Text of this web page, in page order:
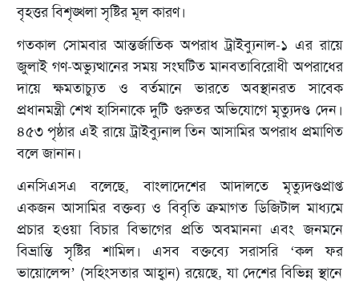
বৃহত্তর বিশৃঙ্খলা সৃষ্টির মূল কারণ।
গতকাল সোমবার আন্তর্জাতিক অপরাধ ট্রাইব্যুনাল-১ এর রায়ে
জুলাই গণ-অভ্যুত্থানের সময় সংঘটিত মানবতাবিরোধী অপরাধের
দায়ে ক্ষমতাচ্যুত ও বর্তমানে ভারতে অবস্থানরত সাবেক
প্রধানমন্ত্রী শেখ হাসিনাকে দুটি গুরুতর অভিযোগে মৃত্যুদণ্ড দেন।
৪৫৩ পৃষ্ঠার এই রায়ে ট্রাইব্যুনাল তিন আসামির অপরাধ প্রমাণিত
বলে জানান।
এনসিএসএ বলেছে, বাংলাদেশের আদালতে মৃত্যুদণ্ডপ্রাপ্ত
একজন আসামির বক্তব্য ও বিবৃতি ক্রমাগত ডিজিটাল মাধ্যমে
প্রচার হওয়া বিচার বিভাগের প্রতি অবমাননা এবং জনমনে
বিভ্রান্তি সৃষ্টির শামিল। এসব বক্তব্যে সরাসরি ‘কল ফর
ভায়োলেন্স’ (সহিংসতার আহ্বান) রয়েছে, যা দেশের বিভিন্ন স্থানে